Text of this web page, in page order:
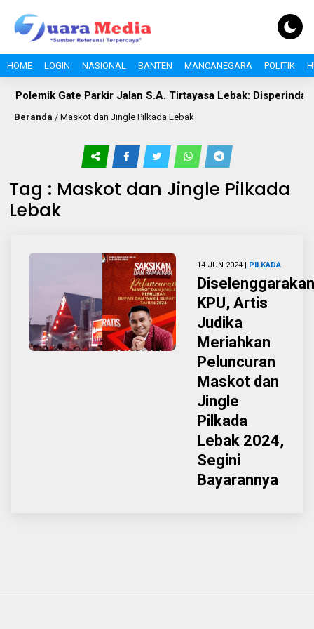
HOME LOGIN NASIONAL BANTEN MANCANEGARA POLITIK
Polemik Gate Parkir Jalan S.A. Tirtayasa Lebak: Disperindag
Beranda / Maskot dan Jingle Pilkada Lebak
Tag : Maskot dan Jingle Pilkada
Lebak
14 JUN 2024 | PILKADA
Diselenggarakan
KPU, Artis
Judika
Meriahkan
Peluncuran
Maskot dan
Jingle
Pilkada
Lebak 2024,
Segini
Bayarannya